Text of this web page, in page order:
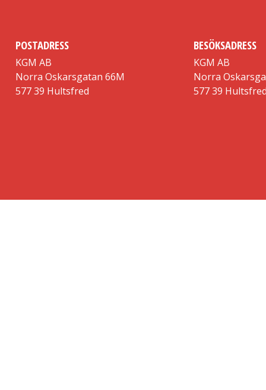
POSTADRESS
KGM AB
Norra Oskarsgatan 66M
577 39 Hultsfred
BESÖKSADRESS
KGM AB
Norra
577 39